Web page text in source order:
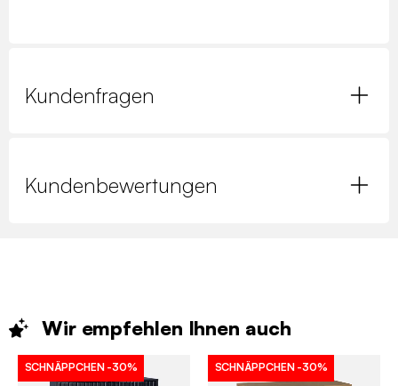
Kundenfragen
Kundenbewertungen
Wir empfehlen Ihnen auch
SCHNÄPPCHEN -30% SCHNÄPPCHEN -30%